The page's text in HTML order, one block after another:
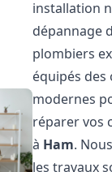
installation
dépannage
plombiers
équipés des
modernes
réparer vos
à Ham.
les travaux